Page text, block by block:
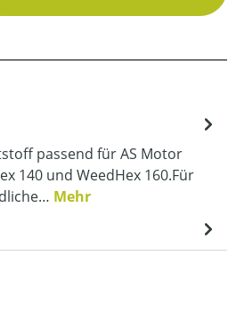
passend für AS Motor
140 und WeedHex 160.Für
Mehr